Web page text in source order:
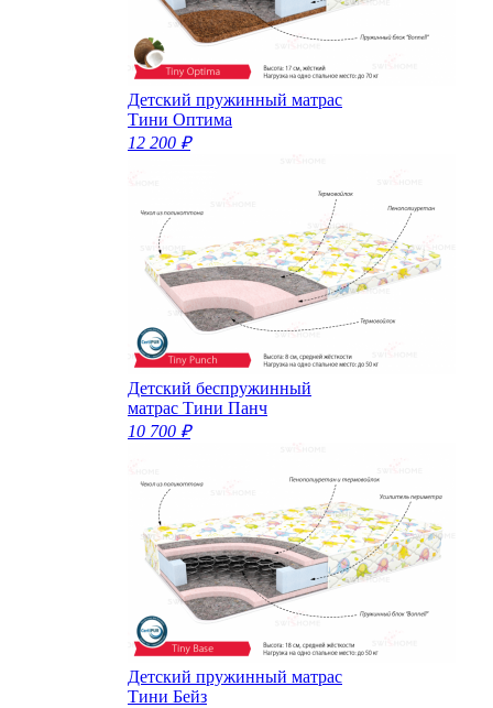
Детский пружинный матрас
Тини Оптима
12 200 ₽
Детский беспружинный
матрас Тини Панч
10 700 ₽
Детский пружинный матрас
Тини Бейз